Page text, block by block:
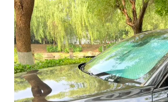
椅烫得不敢落座。经过多轮踩
两套夏日刚需好物，一套守护